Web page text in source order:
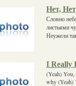
Нет,
Словно
листьями
Неужели
I Really
(Yeah)
why (Yeah)